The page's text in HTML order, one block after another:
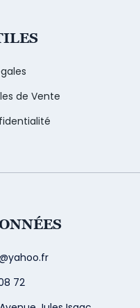
de Vente
72